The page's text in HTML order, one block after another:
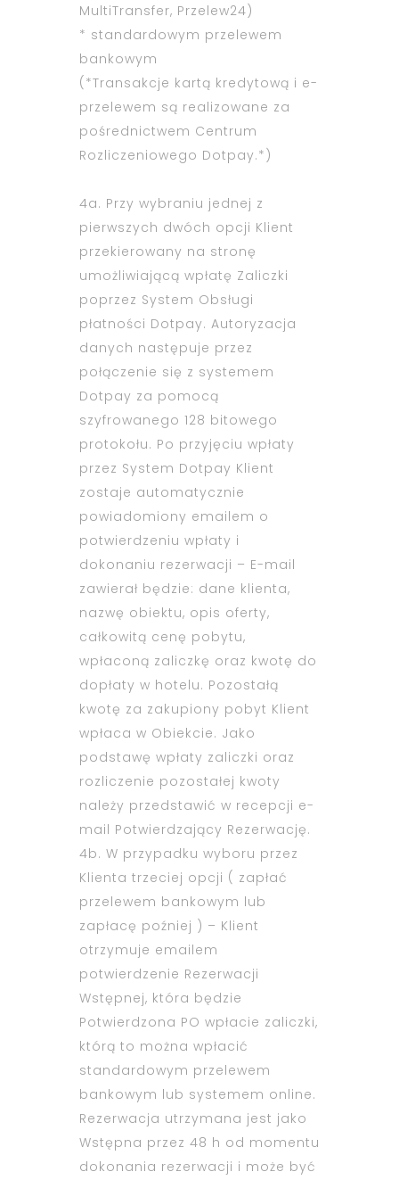
MultiTransfer, Przelew24)
* standardowym przelewem
bankowym
(*Transakcje kartą kredytową i e-
przelewem są realizowane za
pośrednictwem Centrum
Rozliczeniowego Dotpay.*)
4a. Przy wybraniu jednej z
pierwszych dwóch opcji Klient
przekierowany na stronę
umożliwiającą wpłatę Zaliczki
poprzez System Obsługi
płatności Dotpay. Autoryzacja
danych następuje przez
połączenie się z systemem
Dotpay za pomocą
szyfrowanego 128 bitowego
protokołu. Po przyjęciu wpłaty
przez System Dotpay Klient
zostaje automatycznie
powiadomiony emailem o
potwierdzeniu wpłaty i
dokonaniu rezerwacji – E-mail
zawierał będzie: dane klienta,
nazwę obiektu, opis oferty,
całkowitą cenę pobytu,
wpłaconą zaliczkę oraz kwotę do
dopłaty w hotelu. Pozostałą
kwotę za zakupiony pobyt Klient
wpłaca w Obiekcie. Jako
podstawę wpłaty zaliczki oraz
rozliczenie pozostałej kwoty
należy przedstawić w recepcji e-
mail Potwierdzający Rezerwację.
4b. W przypadku wyboru przez
Klienta trzeciej opcji ( zapłać
przelewem bankowym lub
zapłacę poźniej ) – Klient
otrzymuje emailem
potwierdzenie Rezerwacji
Wstępnej, która będzie
Potwierdzona PO wpłacie zaliczki,
którą to można wpłacić
standardowym przelewem
bankowym lub systemem online.
Rezerwacja utrzymana jest jako
Wstępna przez 48 h od momentu
dokonania rezerwacji i może być